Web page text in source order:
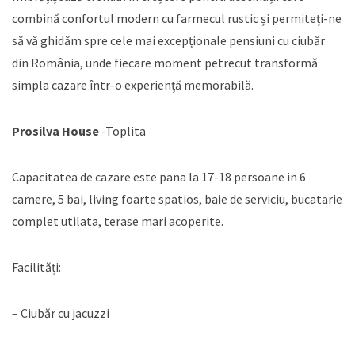
combină confortul modern cu farmecul rustic și permiteți-ne
să vă ghidăm spre cele mai excepționale pensiuni cu ciubăr
din România, unde fiecare moment petrecut transformă
simpla cazare într-o experiență memorabilă.
Prosilva House -Toplita
Capacitatea de cazare este pana la 17-18 persoane in 6
camere, 5 bai, living foarte spatios, baie de serviciu, bucatarie
complet utilata, terase mari acoperite.
Facilități:
– Ciubăr cu jacuzzi